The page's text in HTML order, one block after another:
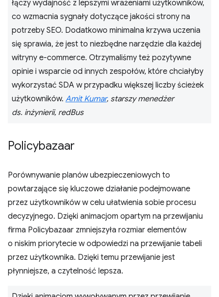
łączy wydajność z lepszymi wrażeniami użytkowników,
co wzmacnia sygnały dotyczące jakości strony na
potrzeby SEO. Dodatkowo minimalna krzywa uczenia
się sprawia, że jest to niezbędne narzędzie dla każdej
witryny e-commerce. Otrzymaliśmy też pozytywne
opinie i wsparcie od innych zespołów, które chciałyby
wykorzystać SDA w przypadku większej liczby ścieżek
użytkowników. Amit Kumar, starszy menedżer
ds. inżynierii, redBus
Policybazaar
Porównywanie planów ubezpieczeniowych to
powtarzające się kluczowe działanie podejmowane
przez użytkowników w celu ułatwienia sobie procesu
decyzyjnego. Dzięki animacjom opartym na przewijaniu
firma Policybazaar zmniejszyła rozmiar elementów
o niskim priorytecie w odpowiedzi na przewijanie tabeli
przez użytkownika. Dzięki temu przewijanie jest
płynniejsze, a czytelność lepsza.